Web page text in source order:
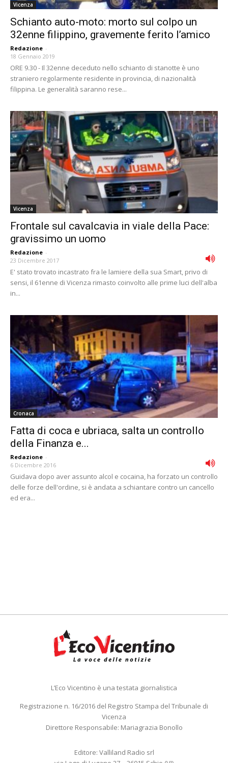
Vicenza
Schianto auto-moto: morto sul colpo un
32enne filippino, gravemente ferito l’amico
Redazione -
18 Gennaio 2019
ORE 9.30 - Il 32enne deceduto nello schianto di stanotte è uno
straniero regolarmente residente in provincia, di nazionalità
filippina. Le generalità saranno rese...
Vicenza
Frontale sul cavalcavia in viale della Pace:
gravissimo un uomo
Redazione -
23 Dicembre 2017
E' stato trovato incastrato fra le lamiere della sua Smart, privo di
sensi, il 61enne di Vicenza rimasto coinvolto alle prime luci dell'alba
in...
Cronaca
Fatta di coca e ubriaca, salta un controllo
della Finanza e...
Redazione -
6 Dicembre 2016
Guidava dopo aver assunto alcol e cocaina, ha forzato un controllo
delle forze dell'ordine, si è andata a schiantare contro un cancello
ed era...
L’Eco Vicentino è una testata giornalistica
Registrazione n. 16/2016 del Registro Stampa del Tribunale di
Vicenza
Direttore Responsabile: Mariagrazia Bonollo
Editore: Valliland Radio srl